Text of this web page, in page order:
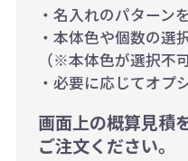
・名入れのパターン
・本体色や個数の選
（※本体色が選択不
・必要に応じてオプ
画面上の概算見積
ご注文ください。